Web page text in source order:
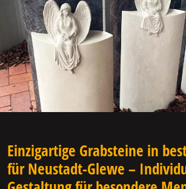
Einzigartige Grabsteine in
für Neustadt-Glewe –